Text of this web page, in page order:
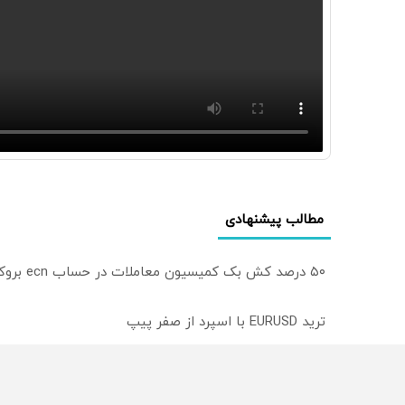
مطالب پیشنهادی
۵۰ درصد کش بک کمیسیون معاملات در حساب ecn بروکر اینوسلو
ترید EURUSD با اسپرد از صفر پیپ